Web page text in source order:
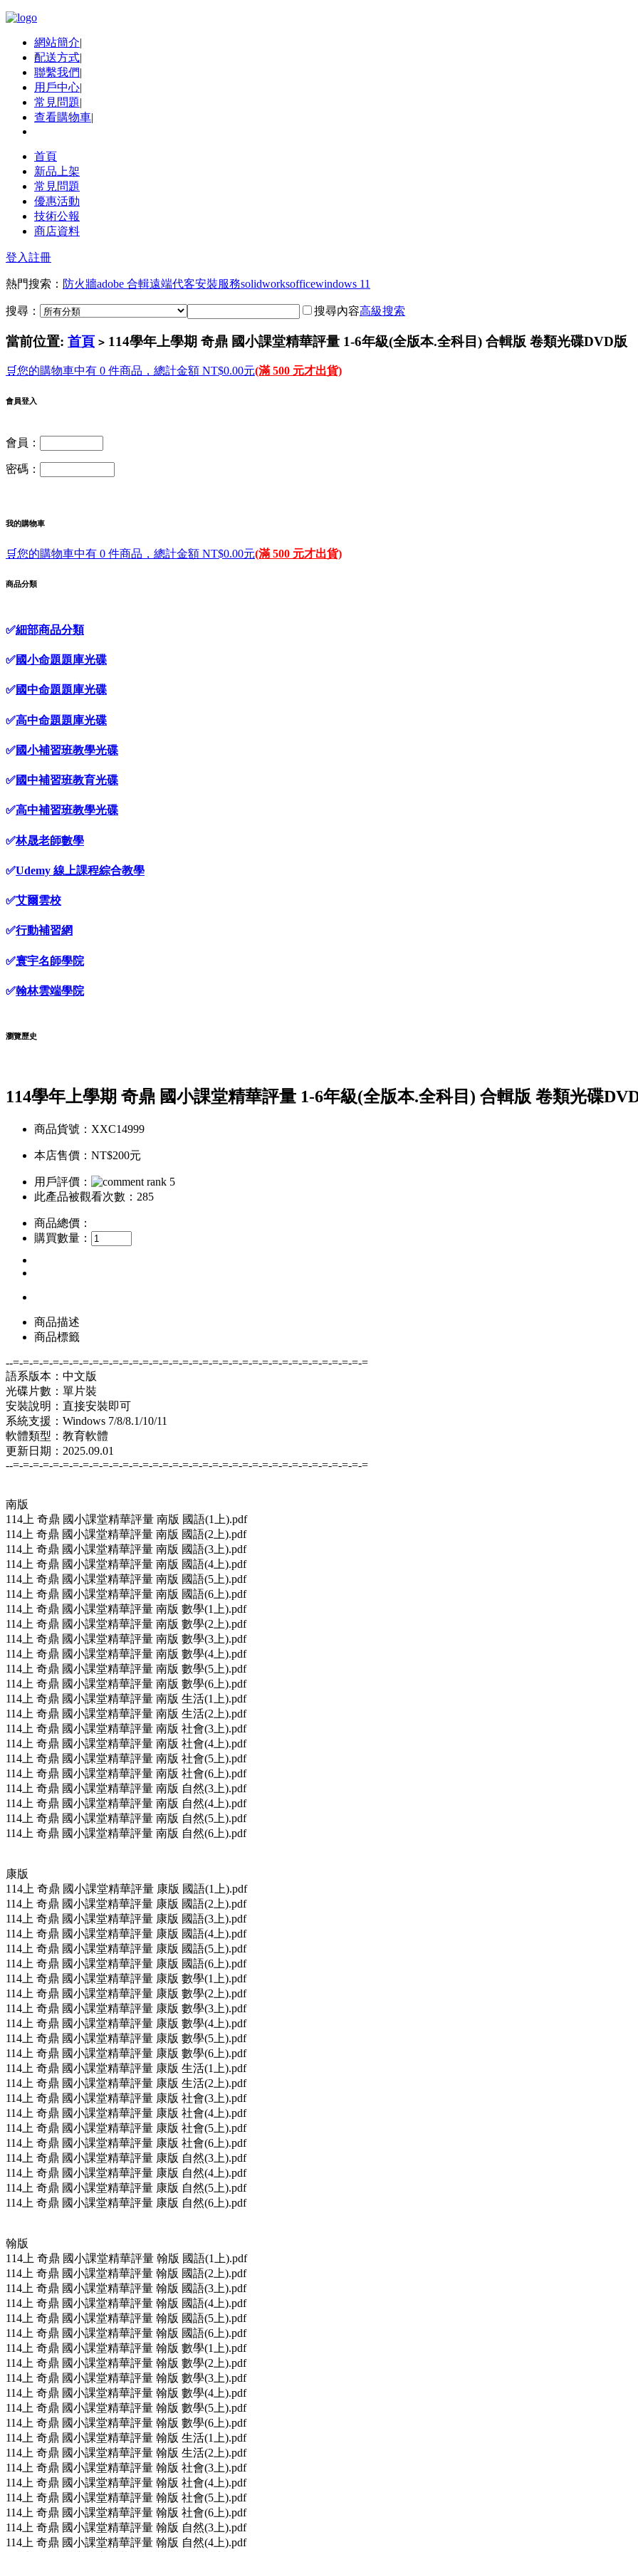
網站簡介|
配送方式|
聯繫我們|
用戶中心|
常見問題|
查看購物車|
首頁
新品上架
常見問題
優惠活動
技術公報
商店資料
登入註冊
熱門搜索： 防火牆adobe 合輯遠端代客安裝服務solidworksofficewindows 11
搜尋： 搜尋內容高級搜索
當前位置: 首頁 > 114學年上學期 奇鼎 國小課堂精華評量 1-6年級(全版本.全科目) 合輯版 卷類光碟DVD版
🛒您的購物車中有 0 件商品，總計金額 NT$0.00元(滿 500 元才出貨)
會員登入
會員：
密碼：
我的購物車
🛒您的購物車中有 0 件商品，總計金額 NT$0.00元(滿 500 元才出貨)
商品分類
✅細部商品分類
✅國小命題題庫光碟
✅國中命題題庫光碟
✅高中命題題庫光碟
✅國小補習班教學光碟
✅國中補習班教育光碟
✅高中補習班教學光碟
✅林晟老師數學
✅Udemy 線上課程綜合教學
✅艾爾雲校
✅行動補習網
✅寰宇名師學院
✅翰林雲端學院
瀏覽歷史
114學年上學期 奇鼎 國小課堂精華評量 1-6年級(全版本.全科目) 合輯版 卷類光碟
商品貨號：XXC14999
本店售價： NT$200元
用戶評價：
此產品被觀看次數：285
商品總價：
購買數量：
商品描述
商品標籤
--=-=-=-=-=-=-=-=-=-=-=-=-=-=-=-=-=-=-=-=-=-=-=-=-=-=-=-=-=-=-=-=-=-=-=-=
語系版本：中文版
光碟片數：單片裝
安裝說明：直接安裝即可
系統支援：Windows 7/8/8.1/10/11
軟體類型：教育軟體
更新日期：2025.09.01
--=-=-=-=-=-=-=-=-=-=-=-=-=-=-=-=-=-=-=-=-=-=-=-=-=-=-=-=-=-=-=-=-=-=-=-=
南版
114上 奇鼎 國小課堂精華評量 南版 國語(1上).pdf
114上 奇鼎 國小課堂精華評量 南版 國語(2上).pdf
114上 奇鼎 國小課堂精華評量 南版 國語(3上).pdf
114上 奇鼎 國小課堂精華評量 南版 國語(4上).pdf
114上 奇鼎 國小課堂精華評量 南版 國語(5上).pdf
114上 奇鼎 國小課堂精華評量 南版 國語(6上).pdf
114上 奇鼎 國小課堂精華評量 南版 數學(1上).pdf
114上 奇鼎 國小課堂精華評量 南版 數學(2上).pdf
114上 奇鼎 國小課堂精華評量 南版 數學(3上).pdf
114上 奇鼎 國小課堂精華評量 南版 數學(4上).pdf
114上 奇鼎 國小課堂精華評量 南版 數學(5上).pdf
114上 奇鼎 國小課堂精華評量 南版 數學(6上).pdf
114上 奇鼎 國小課堂精華評量 南版 生活(1上).pdf
114上 奇鼎 國小課堂精華評量 南版 生活(2上).pdf
114上 奇鼎 國小課堂精華評量 南版 社會(3上).pdf
114上 奇鼎 國小課堂精華評量 南版 社會(4上).pdf
114上 奇鼎 國小課堂精華評量 南版 社會(5上).pdf
114上 奇鼎 國小課堂精華評量 南版 社會(6上).pdf
114上 奇鼎 國小課堂精華評量 南版 自然(3上).pdf
114上 奇鼎 國小課堂精華評量 南版 自然(4上).pdf
114上 奇鼎 國小課堂精華評量 南版 自然(5上).pdf
114上 奇鼎 國小課堂精華評量 南版 自然(6上).pdf
康版
114上 奇鼎 國小課堂精華評量 康版 國語(1上).pdf
114上 奇鼎 國小課堂精華評量 康版 國語(2上).pdf
114上 奇鼎 國小課堂精華評量 康版 國語(3上).pdf
114上 奇鼎 國小課堂精華評量 康版 國語(4上).pdf
114上 奇鼎 國小課堂精華評量 康版 國語(5上).pdf
114上 奇鼎 國小課堂精華評量 康版 國語(6上).pdf
114上 奇鼎 國小課堂精華評量 康版 數學(1上).pdf
114上 奇鼎 國小課堂精華評量 康版 數學(2上).pdf
114上 奇鼎 國小課堂精華評量 康版 數學(3上).pdf
114上 奇鼎 國小課堂精華評量 康版 數學(4上).pdf
114上 奇鼎 國小課堂精華評量 康版 數學(5上).pdf
114上 奇鼎 國小課堂精華評量 康版 數學(6上).pdf
114上 奇鼎 國小課堂精華評量 康版 生活(1上).pdf
114上 奇鼎 國小課堂精華評量 康版 生活(2上).pdf
114上 奇鼎 國小課堂精華評量 康版 社會(3上).pdf
114上 奇鼎 國小課堂精華評量 康版 社會(4上).pdf
114上 奇鼎 國小課堂精華評量 康版 社會(5上).pdf
114上 奇鼎 國小課堂精華評量 康版 社會(6上).pdf
114上 奇鼎 國小課堂精華評量 康版 自然(3上).pdf
114上 奇鼎 國小課堂精華評量 康版 自然(4上).pdf
114上 奇鼎 國小課堂精華評量 康版 自然(5上).pdf
114上 奇鼎 國小課堂精華評量 康版 自然(6上).pdf
翰版
114上 奇鼎 國小課堂精華評量 翰版 國語(1上).pdf
114上 奇鼎 國小課堂精華評量 翰版 國語(2上).pdf
114上 奇鼎 國小課堂精華評量 翰版 國語(3上).pdf
114上 奇鼎 國小課堂精華評量 翰版 國語(4上).pdf
114上 奇鼎 國小課堂精華評量 翰版 國語(5上).pdf
114上 奇鼎 國小課堂精華評量 翰版 國語(6上).pdf
114上 奇鼎 國小課堂精華評量 翰版 數學(1上).pdf
114上 奇鼎 國小課堂精華評量 翰版 數學(2上).pdf
114上 奇鼎 國小課堂精華評量 翰版 數學(3上).pdf
114上 奇鼎 國小課堂精華評量 翰版 數學(4上).pdf
114上 奇鼎 國小課堂精華評量 翰版 數學(5上).pdf
114上 奇鼎 國小課堂精華評量 翰版 數學(6上).pdf
114上 奇鼎 國小課堂精華評量 翰版 生活(1上).pdf
114上 奇鼎 國小課堂精華評量 翰版 生活(2上).pdf
114上 奇鼎 國小課堂精華評量 翰版 社會(3上).pdf
114上 奇鼎 國小課堂精華評量 翰版 社會(4上).pdf
114上 奇鼎 國小課堂精華評量 翰版 社會(5上).pdf
114上 奇鼎 國小課堂精華評量 翰版 社會(6上).pdf
114上 奇鼎 國小課堂精華評量 翰版 自然(3上).pdf
114上 奇鼎 國小課堂精華評量 翰版 自然(4上).pdf